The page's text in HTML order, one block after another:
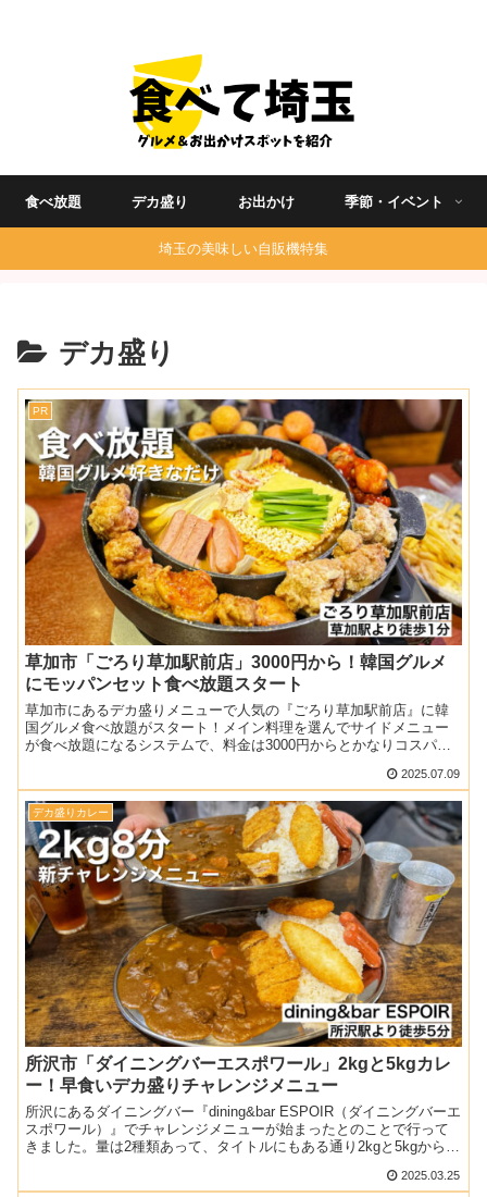
食べ放題 デカ盛り お出かけ 季節・イベント
埼玉の美味しい自販機特集
デカ盛り
PR
草加市「ごろり草加駅前店」3000円から！韓国グルメ
にモッパンセット食べ放題スタート
草加市にあるデカ盛りメニューで人気の『ごろり草加駅前店』に韓
国グルメ食べ放題がスタート！メイン料理を選んでサイドメニュー
が食べ放題になるシステムで、料金は3000円からとかなりコスパも
2025.07.09
デカ盛りカレー
所沢市「ダイニングバーエスポワール」2kgと5kgカレ
ー！早食いデカ盛りチャレンジメニュー
所沢にあるダイニングバー『dining&bar ESPOIR（ダイニングバーエ
スポワール）』でチャレンジメニューが始まったとのことで行って
きました。量は2種類あって、タイトルにもある通り2kgと5kgから選
2025.03.25